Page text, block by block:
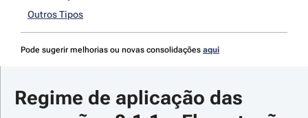
Outros Tipos
Pode sugerir melhorias ou novas consolidações aqui
Regime de aplicação das